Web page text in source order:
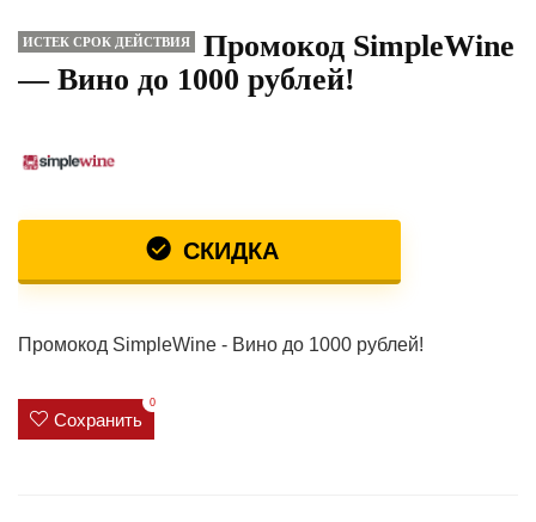
ИСТЕК СРОК ДЕЙСТВИЯ
Промокод SimpleWine
— Вино до 1000 рублей!
СКИДКА
Промокод SimpleWine - Вино до 1000 рублей!
Сохранить
0